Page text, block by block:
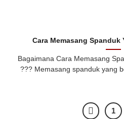
Cara Memasang Spanduk
Bagaimana Cara Memasang
??? Memasang spanduk yang
1